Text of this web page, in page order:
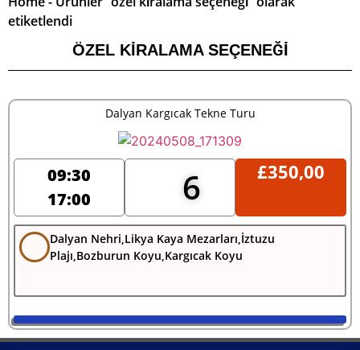
etiketlendi
ÖZEL KİRALAMA SEÇENEĞİ
Dalyan Kargıcak Tekne Turu
09:30
17:00
6 £350,00
Dalyan Nehri,Likya Kaya Mezarları,İztuzu
Plajı,Bozburun Koyu,Kargıcak Koyu